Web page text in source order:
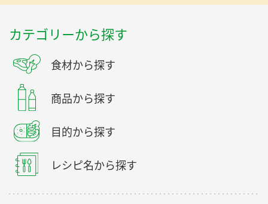
カテゴリーから探す
食材から探す
商品から探す
目的から探す
レシピ名から探す